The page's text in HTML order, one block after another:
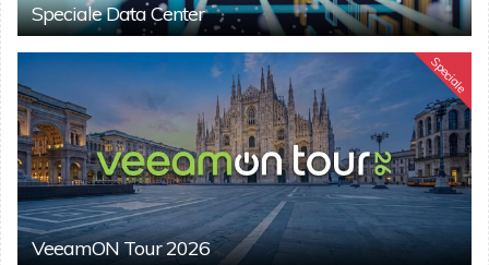
Speciale Data Center
Speciale
VeeamON Tour 2026